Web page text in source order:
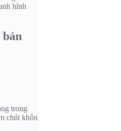
hình
trong
chút khôn